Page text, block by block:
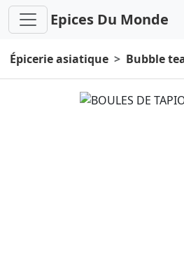
Epices Du Monde
Épicerie asiatique Bubble